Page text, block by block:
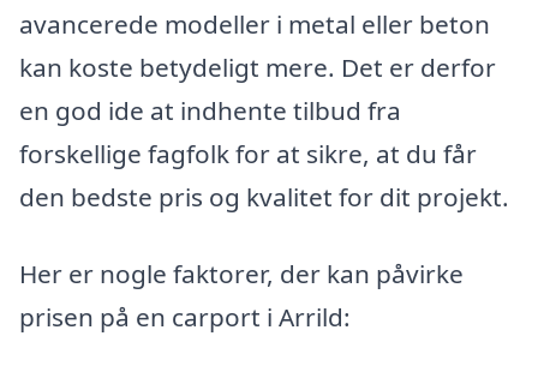
avancerede modeller i metal eller beton
kan koste betydeligt mere. Det er derfor
en god ide at indhente tilbud fra
forskellige fagfolk for at sikre, at du får
den bedste pris og kvalitet for dit projekt.
Her er nogle faktorer, der kan påvirke
prisen på en carport i Arrild: